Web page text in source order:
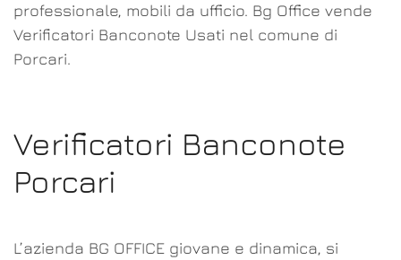
professionale, mobili da ufficio. Bg Office vende
Verificatori Banconote Usati nel comune di
Porcari.
Verificatori Banconote
Porcari
L’azienda BG OFFICE giovane e dinamica, si